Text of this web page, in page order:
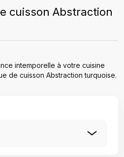
cuisson Abstraction
intemporelle à votre cuisine
de cuisson Abstraction turquoise.